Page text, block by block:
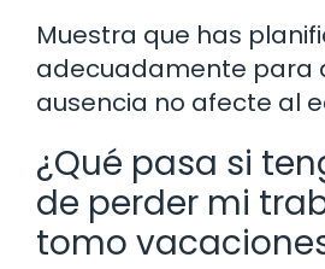
Muestra que has
adecuadamente para
ausencia no afecte al
¿Qué pasa si
de perder mi
tomo